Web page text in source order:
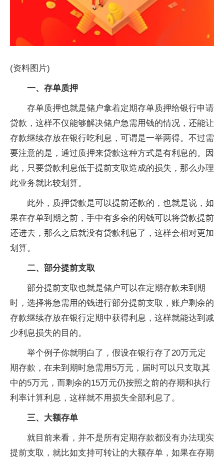
(资料图片)
一、存单质押
存单质押也就是储户拿着定期存单质押给银行申请
贷款，这样不仅能够解决储户急需用钱的情况，还能让
存款继续存放在银行吃利息，可谓是一举两得。不过需
要注意的是，通过质押来贷款这种方式是有利息的。因
此，只要贷款利息低于提前支取造成的损失，那么办理
此业务就比较划算。
此外，质押贷款是可以提前还款的，也就是说，如
果在存单到期之前，手中有多余的闲钱可以将贷款提前
还进去，那么之后就没有贷款利息了，这样会相对更加
划算。
二、部分提前支取
部分提前支取也就是储户可以在定期存款未到期
时，选择将急需用的钱进行部分提前支取，账户剩余的
存款继续存放在银行定期中获得利息，这样就能达到减
少利息损失的目的。
举个例子你就明白了，假设在银行存了20万元定
期存款，在未到期时急需用5万元，届时可以只支取其
中的5万元，而剩余的15万元仍按照之前的存期和执行
利率计算利息，这样就不用损失全部利息了。
三、大额存单
就目前来看，并不是所有定期存款都没有办法现实
提前支取，就比如支持可转让的大额存单，如果在存期